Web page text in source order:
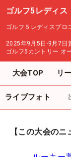
ゴルフ5レディス
ゴルフ５レディスプロ
2025年9月5日-9月7日
ゴルフ5カントリー オ
大会TOP リ
ライブフォト
【この大会のニ